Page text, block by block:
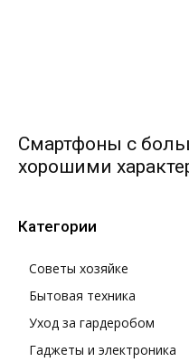
Смартфоны с
хорошими
Категории
Советы хозяйке
Бытовая техника
Уход за гардеробом
Гаджеты и электроника